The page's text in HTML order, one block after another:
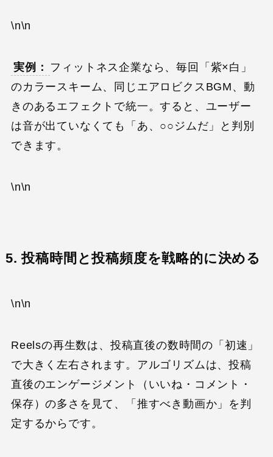
\n\n
実例：
フィットネス企業なら、毎回「紫×白」
のカラースキーム、同じエアロビクスBGM、動
きのあるエフェクトで統一。すると、ユーザー
は音が出ていなくても「あ、○○ジムだ」と判別
できます。
\n\n
5. 投稿時間と投稿頻度を戦略的に決める
\n\n
Reelsの再生数は、投稿直後の数時間の「初速」
で大きく左右されます。アルゴリズムは、投稿
直後のエンゲージメント（いいね・コメント・
保存）の多さを見て、「推すべき動画か」を判
定するからです。